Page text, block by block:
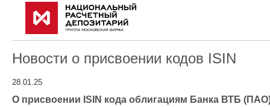
Новости о присвоении кодов ISIN
28.01.25
О присвоении ISIN кода облигациям Банка ВТБ